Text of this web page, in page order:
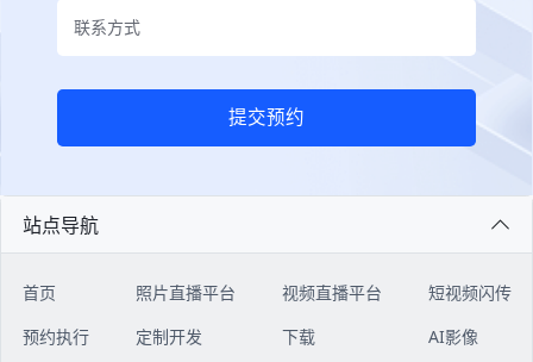
提交预约
站点导航
首页
预约执行
照片直播平台
定制开发
视频直播平台
下载
短视频闪传
AI影像